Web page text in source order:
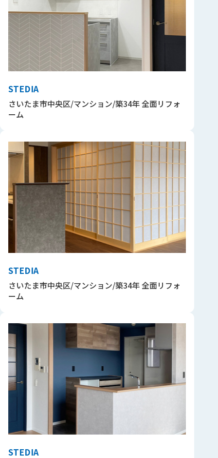
STEDIA
さいたま市中央区/マンション/築34年 全面リフォ
ーム
STEDIA
さいたま市中央区/マンション/築34年 全面リフォ
ーム
STEDIA